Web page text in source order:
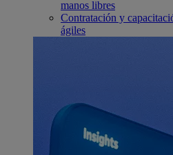
manos libres
Contratación y
ágiles